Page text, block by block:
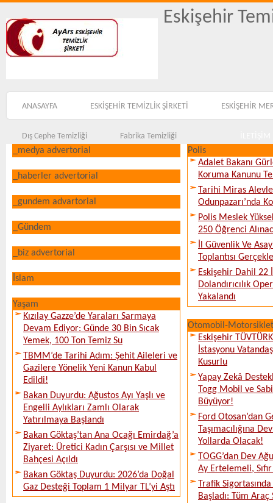
Eskişehir
ANASAYFA ESKİŞEHİR TEMİZLİK ŞİRKETİ ESKİŞEHİR
Dış Cephe Temizliği Fabrika Temizliği
_medya advertorial
_haberler advertorial
_gundem advartorial
_Gündem
_biz advertorial
İslam
Yaşam
Kızılay Gazze’de Yaraları Sarmaya
Devam Ediyor: Günde 30 Bin Sıcak
Yemek, 100 Ton Temiz Su
TBMM’de Tarihi Adım: Şehit Aileleri ve
Gazilere Yönelik Yeni Kanun Kabul
Edildi!
Bakan Duyurdu: Ağustos Ayı Yaşlı ve
Engelli Aylıkları Zamlı Olarak
Yatırılmaya Başlandı
Bakan Göktaş’tan Ana Ocağı Emirdağ’a
Ziyaret: Üretici Kadın Çarşısı ve Millet
Bahçesi Açıldı
Bakan Göktaş Duyurdu: 2026’da Doğal
Gaz Desteği Toplam 1 Milyar TL’yi Aştı
Polis
Adalet Bakanı
Koruma Kanunu
Tarihi Miras
Odunpazarı’nda
Polis Meslek
250 Öğrenci
İl Güvenlik Ve
Toplantısı
Eskişehir Dahil
Dolandırıcılık
Yakalandı
Otomobil-Motorsiklet
Eskişehir
İstasyonu
Kusurlu
Yapay Zekâ
Togg Mobil ve
Büyüyor!
Ford Otosan’dan
Taşımacılığına
Yollarda Olacak!
TOGG’dan Dev
Ay Ertelemeli,
Trafik
Başladı: Tüm